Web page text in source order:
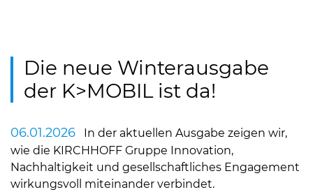
Die neue Winterausgabe
der K>MOBIL ist da!
06.01.2026
In der aktuellen Ausgabe zeigen wir,
wie die KIRCHHOFF Gruppe Innovation,
Nachhaltigkeit und gesellschaftliches Engagement
wirkungsvoll miteinander verbindet.